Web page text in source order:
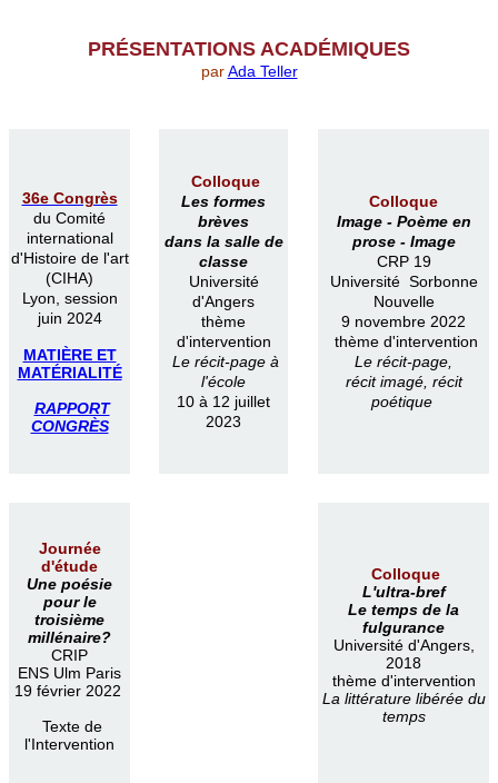
PRÉSENTATIONS ACADÉMIQUES
parAda Teller
36e Congrès
du Comité
international
d'Histoire de l'art
(CIHA)
Lyon, session
juin 2024
MATIÈRE ET
MATÉRIALITÉ
RAPPORT
CONGRÈS
Colloque
Les formes
brèves
dans la salle de
classe
Université
d'Angers
thème
d'intervention
Le récit-page à
l'école
10 à 12 juillet
2023
Colloque
Image - Poème en
prose - Image
CRP 19
Université Sorbonne
Nouvelle
9 novembre 2022
thème d'intervention
Le récit-page,
récit imagé, récit
poétique
Journée
d'étude
Une poésie
pour le
troisième
millénaire?
CRIP
ENS Ulm Paris
19 février 2022
Texte de
l'Intervention
Colloque
L'ultra-bref
Le temps de la
fulgurance
Université d'Angers,
2018
thème d'intervention
La littérature libérée du
temps